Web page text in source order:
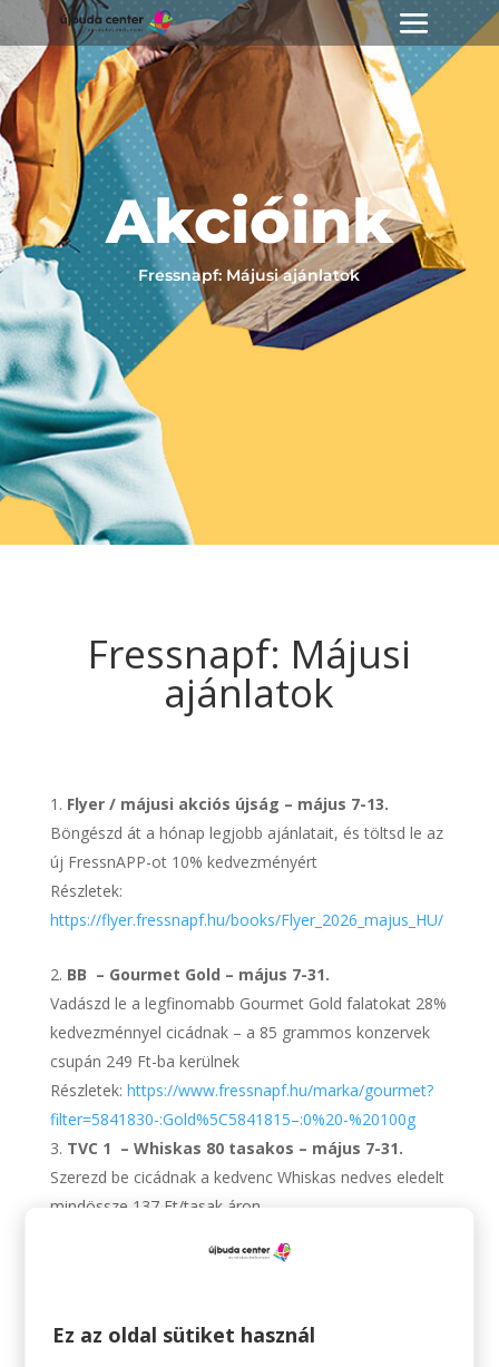
Akcióink
Fressnapf: Májusi ajánlatok
Fressnapf: Májusi
ajánlatok
Flyer / májusi akciós újság – május 7-13.
Böngészd át a hónap legjobb ajánlatait, és töltsd le az
új FressnAPP-ot 10% kedvezményért
Részletek:
https://flyer.fressnapf.hu/books/Flyer_2026_majus_HU/
BB – Gourmet Gold – május 7-31.
Vadászd le a legfinomabb Gourmet Gold falatokat 28%
kedvezménnyel cicádnak – a 85 grammos konzervek
csupán 249 Ft-ba kerülnek
Részletek: https://www.fressnapf.hu/marka/gourmet?
filter=5841830-:Gold%5C5841815–:0%20-%20100g
TVC 1 – Whiskas 80 tasakos – május 7-31.
Szerezd be cicádnak a kedvenc Whiskas nedves eledelt
mindössze 137 Ft/tasak áron
macska-tasak-mp-klasszikus-valogatas-80x85g
Érzékenység? Allergiák? Gondoskodj kedvenced egyedi
Ez az oldal sütiket használ